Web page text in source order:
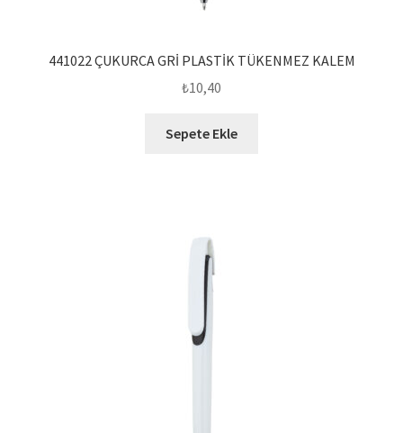
441022 ÇUKURCA GRİ PLASTİK TÜKENMEZ KALEM
₺10,40
Sepete Ekle